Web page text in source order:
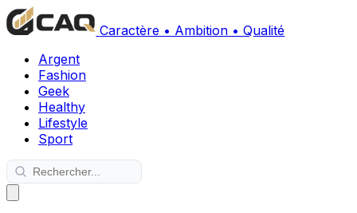
Caractère • Ambition • Qualité
Argent
Fashion
Geek
Healthy
Lifestyle
Sport